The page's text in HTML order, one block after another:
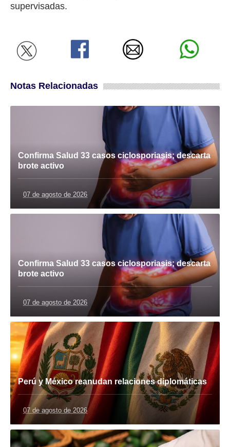
supervisadas.
Notas Relacionadas
Confirma Salud 33 casos ciclosporiasis; descarta
brote activo
07 de agosto de 2026
Confirma Salud 33 casos ciclosporiasis; descarta
brote activo
07 de agosto de 2026
Perú y México reanudan relaciones diplomáticas
07 de agosto de 2026